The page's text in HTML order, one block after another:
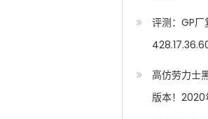
评测：GP
高仿劳力士
版本！2020